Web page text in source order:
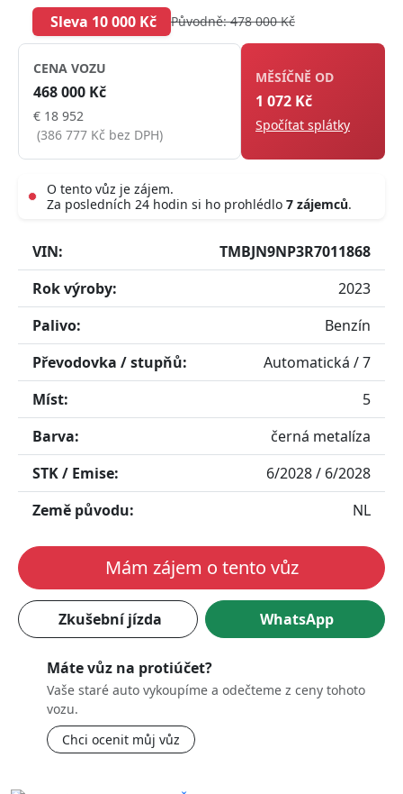
Sleva 10 000 Kč Původně: 478 000 Kč
CENA VOZU
468 000 Kč
€ 18 952
(386 777 Kč bez DPH)
MĚSÍČNĚ OD
1 072 Kč
Spočítat splátky
Live
O tento vůz je zájem.
Za posledních 24 hodin si ho prohlédlo 7 zájemců.
VIN:
TMBJN9NP3R7011868
Rok výroby:
2023
Palivo:
Benzín
Převodovka / stupňů:
Automatická / 7
Míst:
5
Barva:
černá metalíza
STK / Emise:
6/2028 / 6/2028
Země původu:
NL
Mám zájem o tento vůz
Zkušební jízda WhatsApp
Máte vůz na protiúčet?
Vaše staré auto vykoupíme a odečteme z ceny tohoto
vozu.
Chci ocenit můj vůz